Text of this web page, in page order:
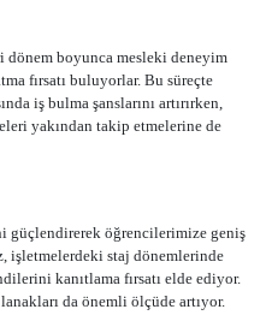
boyunca mesleki deneyim
fırsatı buluyorlar. Bu süreçte
iş bulma şanslarını artırırken,
yakından takip etmelerine de
öğrencilerimize geniş
işletmelerdeki staj dönemlerinde
kanıtlama fırsatı elde ediyor.
da önemli ölçüde artıyor.